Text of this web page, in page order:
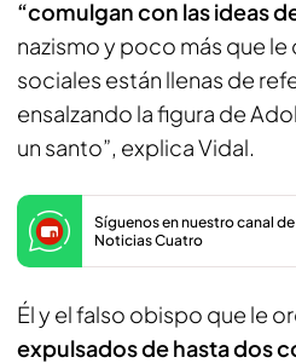
“comulgan con las ideas
nazismo y poco más que le
sociales están llenas de
ensalzando la figura de
un santo”, explica Vidal.
Síguenos en nuestro canal
Noticias Cuatro
Él y el falso obispo que le
expulsados de hasta dos